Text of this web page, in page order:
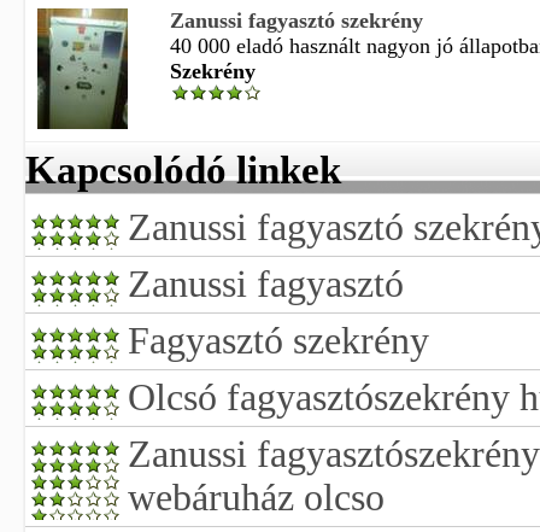
Zanussi fagyasztó szekrény
40 000 eladó használt nagyon jó
Szekrény
Kapcsolódó linkek
Zanussi fagyasztó
Zanussi fagyasztó
Fagyasztó szekrény
Olcsó fagyasztószekrény
Zanussi
webáruház olcso